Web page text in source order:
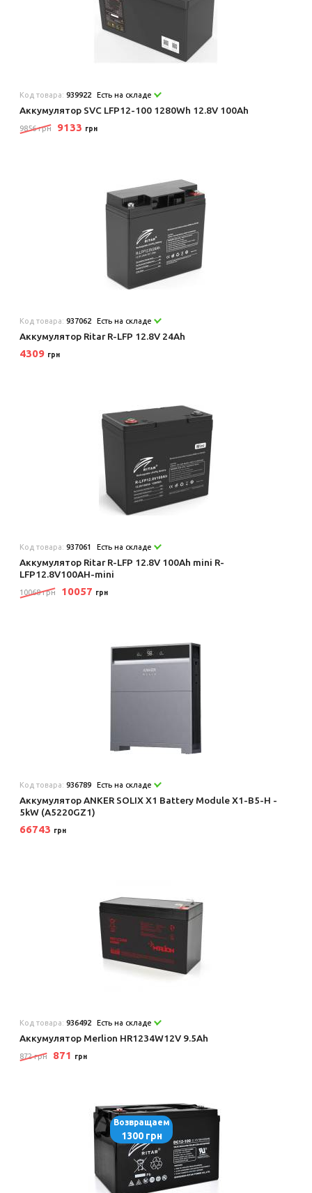
Код товара:939922 Есть на складе
Аккумулятор SVC LFP12-100 1280Wh 12.8V 100Ah
9856 грн 9133 грн
Код товара:937062 Есть на складе
Аккумулятор Ritar R-LFP 12.8V 24Ah
4309 грн
Код товара:937061 Есть на складе
Аккумулятор Ritar R-LFP 12.8V 100Ah mini R-
LFP12.8V100AH-mini
10068 грн 10057 грн
Код товара:936789 Есть на складе
Аккумулятор ANKER SOLIX X1 Battery Module X1-B5-H -
5kW (A5220GZ1)
66743 грн
Код товара:936492 Есть на складе
Аккумулятор Merlion HR1234W12V 9.5Ah
872 грн 871 грн
Возвращаем
1300 грн